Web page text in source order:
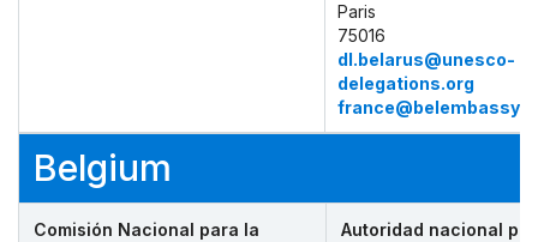
Paris
75016
dl.belarus@unesco-
delegations.org
Belgium
Comisión Nacional para la
Autoridad nacional